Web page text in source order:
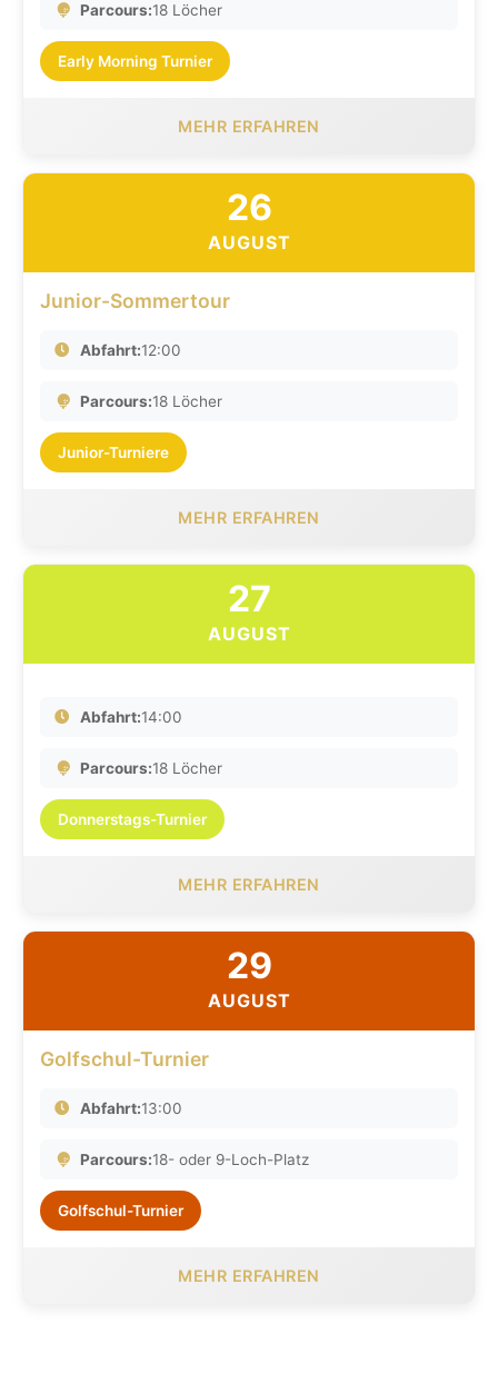
Parcours:18 Löcher
Early Morning Turnier
MEHR ERFAHREN
26
AUGUST
Junior-Sommertour
Abfahrt:12:00
Parcours:18 Löcher
Junior-Turniere
MEHR ERFAHREN
27
AUGUST
Abfahrt:14:00
Parcours:18 Löcher
Donnerstags-Turnier
MEHR ERFAHREN
29
AUGUST
Golfschul-Turnier
Abfahrt:13:00
Parcours:18- oder 9-Loch-Platz
Golfschul-Turnier
MEHR ERFAHREN